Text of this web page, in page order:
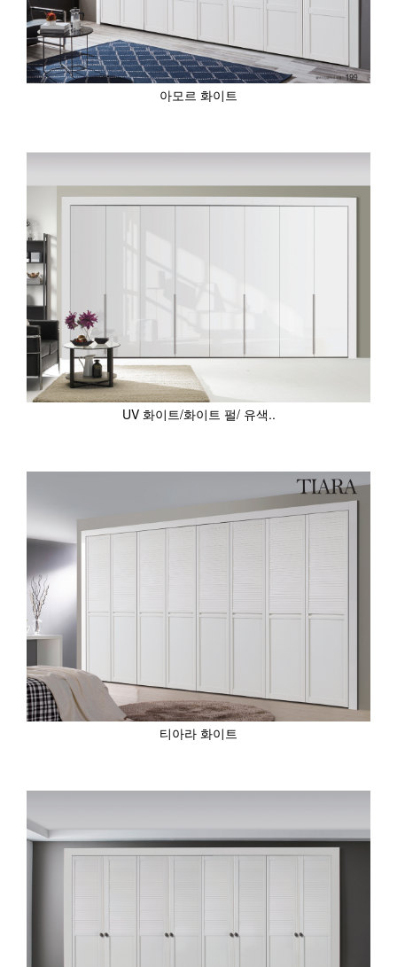
아모르 화이트
UV 화이트/화이트 펄/ 유색..
티아라 화이트